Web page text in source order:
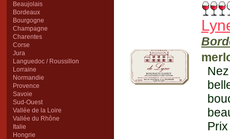
Beaujolais
Bordeaux
Bourgogne
Champagne
Charentes
Corse
Jura
Languedoc / Roussillon
Lorraine
Normandie
Provence
Savoie
Sud-Ouest
Vallée de la Loire
Vallée du Rhône
Italie
Hongrie